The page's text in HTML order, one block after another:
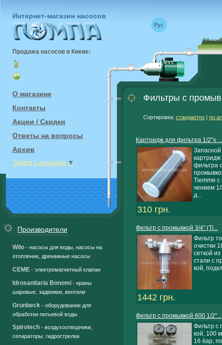
Интернет-магазин насосов
Продажа насосов в Киеве:
О магазине
Контакты
Акции / Скидки
Ответы на вопросы
Архив
Select Language ▼
Производители
Wilo - насосы для воды, насосы на
отопление, дренажные насосы
CEME - электромагнитный клапан
Idrosanitaria Bonomi - краны
шаровые, задвижки, вентили
Grunbeck - оборудование для
обработки питьевой воды
Spirotech - воздухоотводчики,
сепараторы, гидрострелки
Рус
Поиск
Фильтры с
Сортировка: стандартно | по
Картридж для фильтра 1/2"х ...
Запасной
картридж
фильтра с
Tiemme с
чением 1/
д...
310 грн.
Фильтр с промывкой 3/4" (Ti...
Фильтр
очистки
сеткой
стали с
кой,
1442 грн.
Фильтр с промывкой 600 1/2"...
Фильтр с
кой, 100
16 бар,